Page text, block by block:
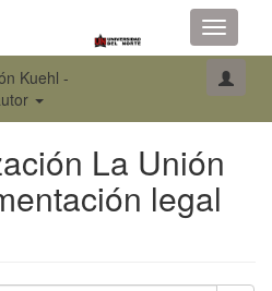
Toggle
Kuehl -
La Unión
legal